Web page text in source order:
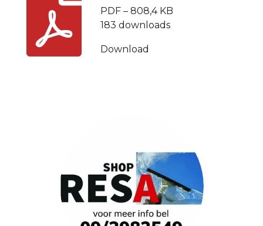
PDF – 808,4 KB
183 downloads
Download